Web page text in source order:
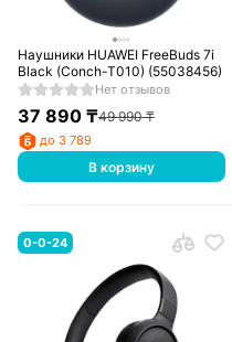
Наушники HUAWEI FreeBuds 7i
Black (Conch-T010) (55038456)
Нет отзывов
37 890₸49 990₸
до 3 789
В корзину
0-0-24